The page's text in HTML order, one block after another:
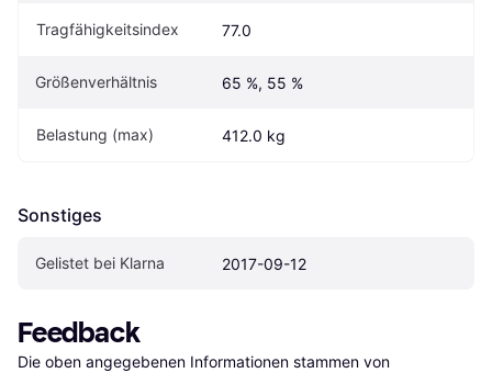
Tragfähigkeitsindex 77.0
Größenverhältnis 65 %, 55 %
Belastung (max) 412.0 kg
Sonstiges
Gelistet bei Klarna 2017-09-12
Feedback
Die oben angegebenen Informationen stammen von